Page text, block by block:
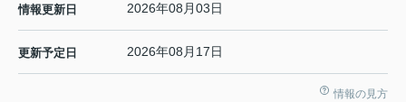
情報更新日 2026年08月03日
更新予定日 2026年08月17日
情報の見方